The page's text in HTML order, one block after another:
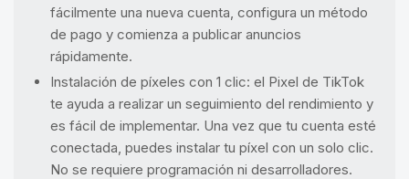
fácilmente una nueva cuenta, configura un método
de pago y comienza a publicar anuncios
rápidamente.
Instalación de píxeles con 1 clic: el Pixel de TikTok
te ayuda a realizar un seguimiento del rendimiento y
es fácil de implementar. Una vez que tu cuenta esté
conectada, puedes instalar tu píxel con un solo clic.
No se requiere programación ni desarrolladores.